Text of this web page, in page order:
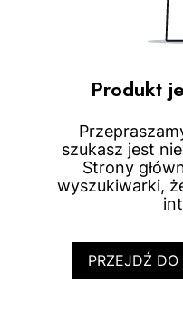
Produkt
szukasz jest
Strony
wyszukiwarki,
PRZEJDŹ